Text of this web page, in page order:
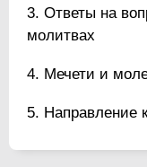
Ответы на
молитвах
Мечети и
Направление